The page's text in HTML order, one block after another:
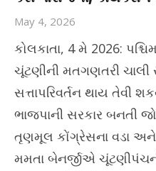
May 4, 2026
કોલકાતા, 4 મે 2026:
ચૂંટણીની મતગણતરી
સત્તાપરિવર્તન થાય તેવી
ભાજપાની સરકાર બનતી
તૃણમૂલ કોંગ્રેસના વડા
મમતા બેનર્જીએ